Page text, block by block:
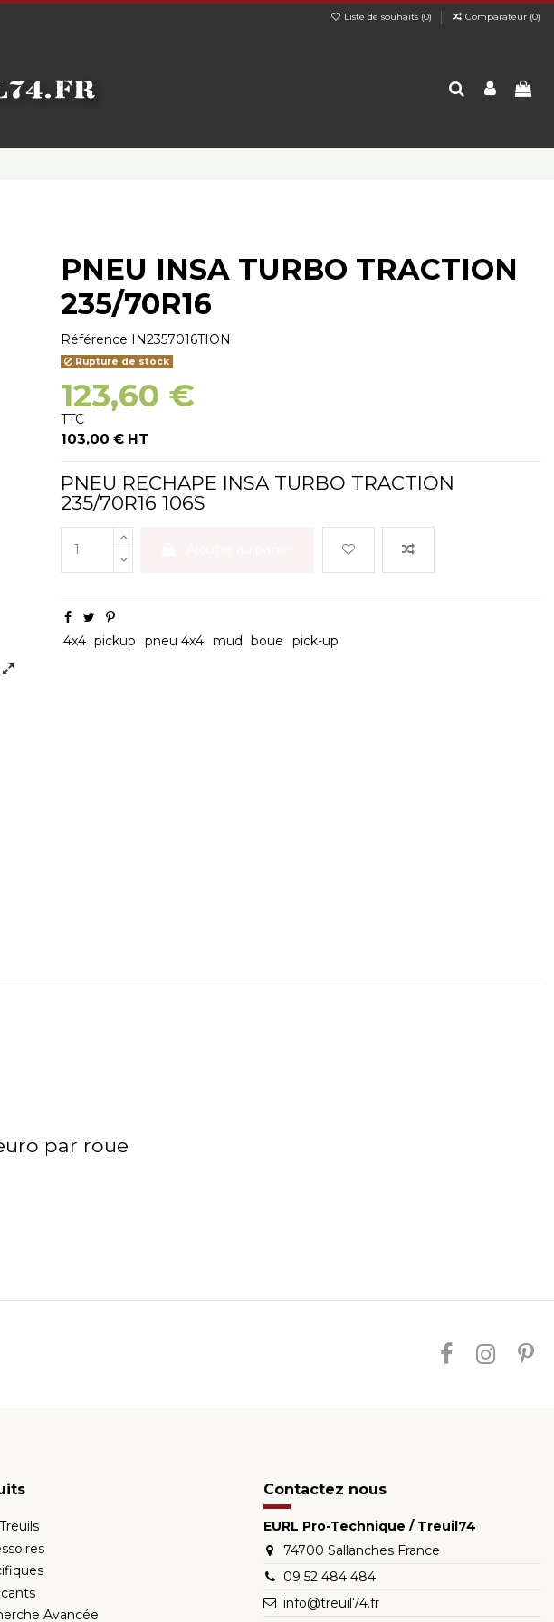
Liste de souhaits (0) Comparateur (0)
PNEU INSA TURBO TRACTION
235/70R16
Référence IN2357016TION
Rupture de stock
123,60 €
TTC
103,00 € HT
PNEU RECHAPE INSA TURBO TRACTION
235/70R16 106S
4x4 pickup pneu 4x4 mud boue pick-up
par roue
Avancée
Contactez nous
EURL Pro-Technique / Treuil74
74700 Sallanches France
09 52 484 484
info@treuil74.fr